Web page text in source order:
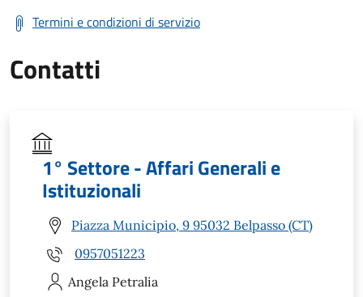
Termini e condizioni di servizio
Contatti
1° Settore - Affari Generali e
Istituzionali
Piazza Municipio, 9 95032 Belpasso (CT)
0957051223
Angela Petralia